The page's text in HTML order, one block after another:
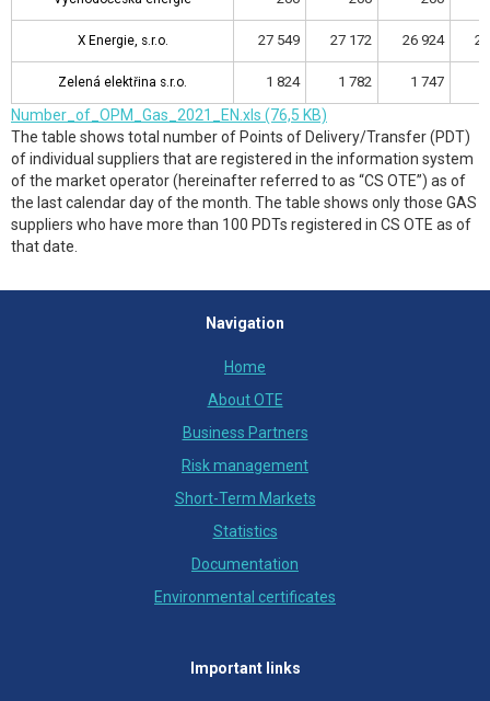
X Energie, s.r.o. 27 549 27 172 26 924
Zelená elektřina s.r.o. 1 824 1 782 1 747
X Energie, s.r.o.
Zelená elektřina s.r.o.
Number_of_OPM_Gas_2021_EN.xls (76,5 KB)
The table shows total number of Points of Delivery/Transfer (PDT)
of individual suppliers that are registered in the information system
of the market operator (hereinafter referred to as “CS OTE”) as of
the last calendar day of the month. The table shows only those GAS
suppliers who have more than 100 PDTs registered in CS OTE as of
that date.
Navigation
Home
About OTE
Business Partners
Risk management
Short-Term Markets
Statistics
Documentation
Environmental certificates
Important links